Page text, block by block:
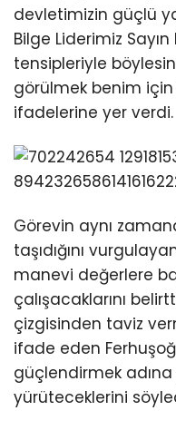
devletimizin güçlü
Bilge Liderimiz
tensipleriyle
görülmek benim için
ifadelerine yer verdi.
Görevin aynı
taşıdığını
manevi değerlere
çalışacaklarını
çizgisinden taviz
ifade eden
güçlendirmek
yürüteceklerini